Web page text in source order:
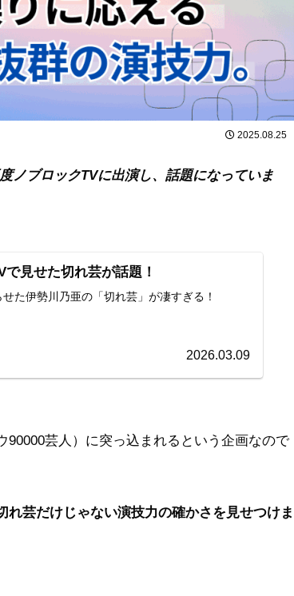
2025.08.25
ノブロックTVに出演し、話題になっていま
見せた切れ芸が話題！
た伊勢川乃亜の「切れ芸」が凄すぎる！
2026.03.09
芸人）に突っ込まれるという企画なので
れ芸だけじゃない演技力の確かさを見せつけま